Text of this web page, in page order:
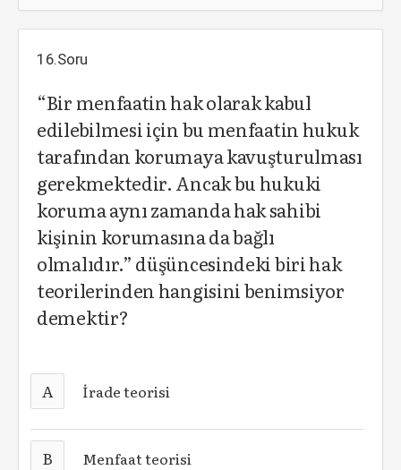
16.Soru
“Bir menfaatin hak olarak kabul
edilebilmesi için bu menfaatin hukuk
tarafından korumaya kavuşturulması
gerekmektedir. Ancak bu hukuki
koruma aynı zamanda hak sahibi
kişinin korumasına da bağlı
olmalıdır.” düşüncesindeki biri hak
teorilerinden hangisini benimsiyor
demektir?
A İrade teorisi
B Menfaat teorisi